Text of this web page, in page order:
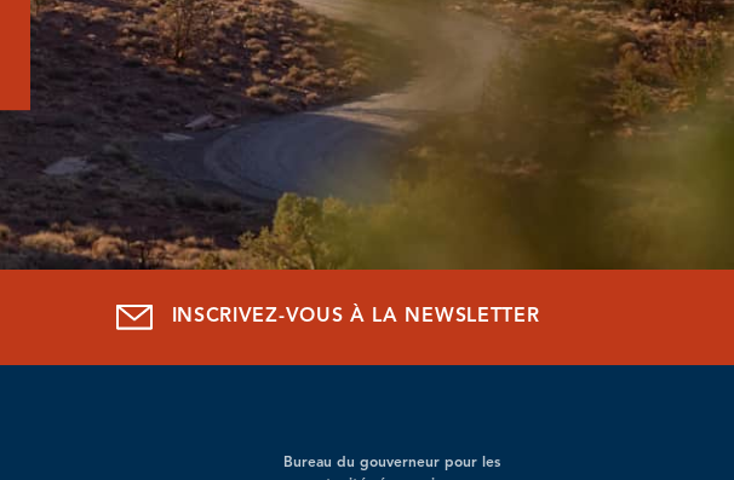
INSCRIVEZ-VOUS À LA NEWSLETTER
Bureau du gouverneur pour les